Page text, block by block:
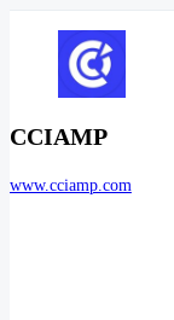
CCIAMP
www.cciamp.com